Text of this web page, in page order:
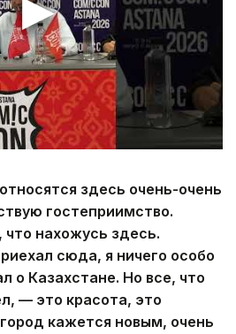
здесь очень-очень
гостеприимство.
что нахожусь здесь.
сюда, я ничего особо
о Казахстане. Но все, что
— это красота, это
кажется новым, очень